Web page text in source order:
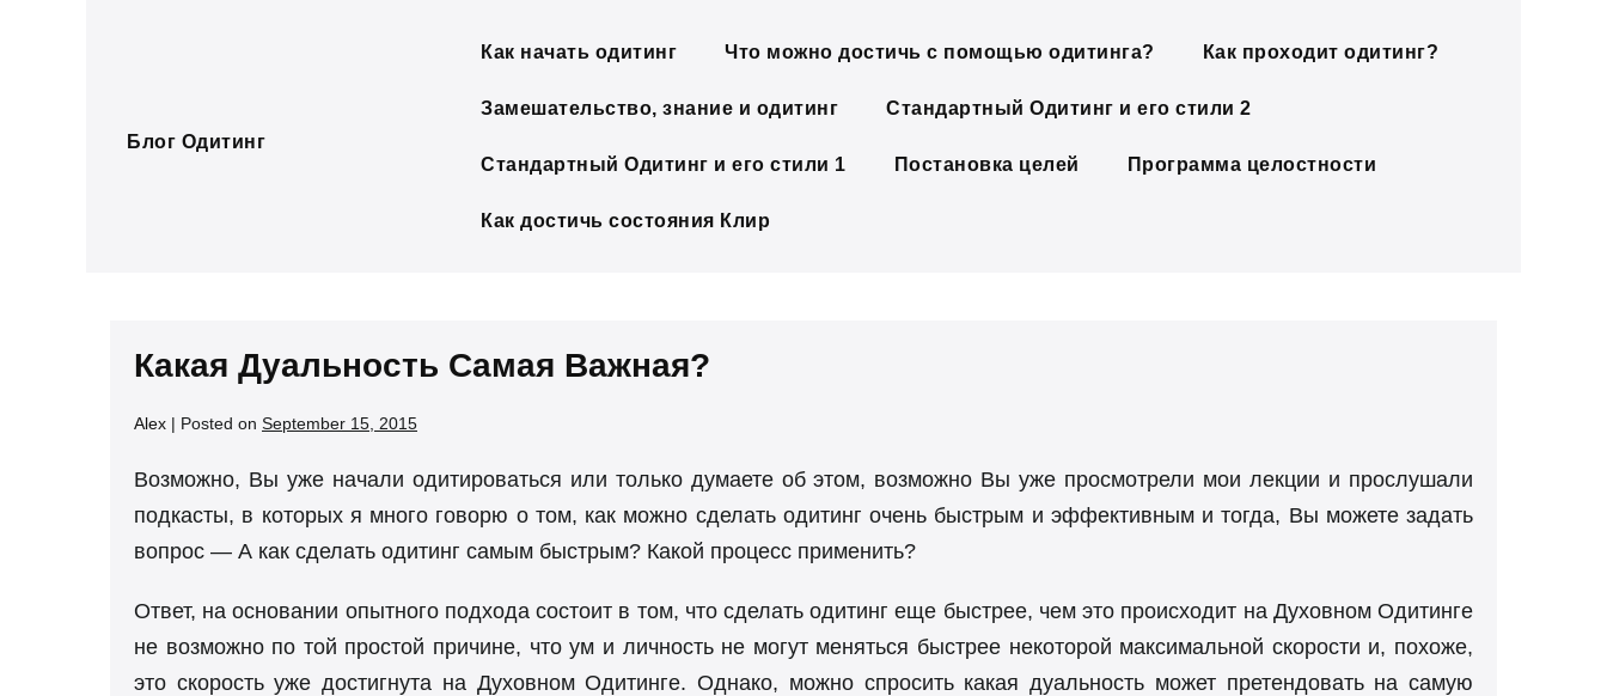
Блог Одитинг
Как начать одитинг Что можно достичь с помощью одитинга? Как проходит одитинг?
Замешательство, знание и одитинг Стандартный Одитинг и его стили 2
Стандартный Одитинг и его стили 1 Постановка целей Программа целостности
Как достичь состояния Клир
Какая Дуальность Самая Важная?
Alex | Posted on September 15, 2015
Возможно, Вы уже начали одитироваться или только думаете об этом, возможно Вы уже просмотрели мои лекции и прослушали
подкасты, в которых я много говорю о том, как можно сделать одитинг очень быстрым и эффективным и тогда, Вы можете задать
вопрос — А как сделать одитинг самым быстрым? Какой процесс применить?
Ответ, на основании опытного подхода состоит в том, что сделать одитинг еще быстрее, чем это происходит на Духовном Одитинге
не возможно по той простой причине, что ум и личность не могут меняться быстрее некоторой максимальной скорости и, похоже,
это скорость уже достигнута на Духовном Одитинге. Однако, можно спросить какая дуальность может претендовать на самую